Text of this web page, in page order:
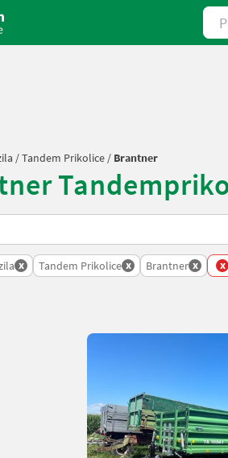
/Tandem Prikolice / Brantner
x Tandem Prikolice x Brantner x x